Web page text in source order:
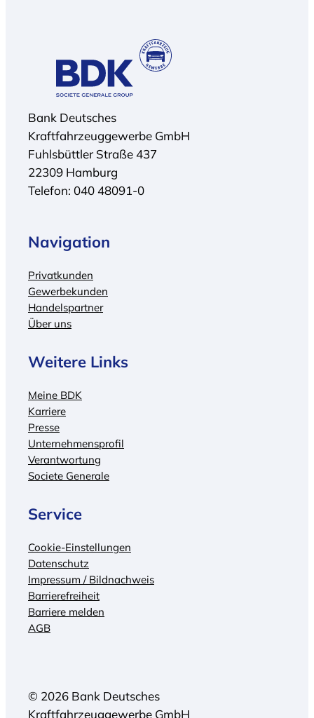
Bank Deutsches
Kraftfahrzeuggewerbe GmbH
Fuhlsbüttler Straße 437
22309 Hamburg
Telefon: 040 48091-0
Navigation
Privatkunden
Gewerbekunden
Handelspartner
Über uns
Weitere Links
Meine BDK
Karriere
Presse
Unternehmensprofil
Verantwortung
Societe Generale
Service
Cookie-Einstellungen
Datenschutz
Impressum / Bildnachweis
Barrierefreiheit
Barriere melden
AGB
© 2026 Bank Deutsches
Kraftfahrzeuggewerbe GmbH